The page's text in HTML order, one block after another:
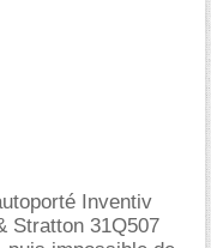
Inventiv
Stratton 31Q507